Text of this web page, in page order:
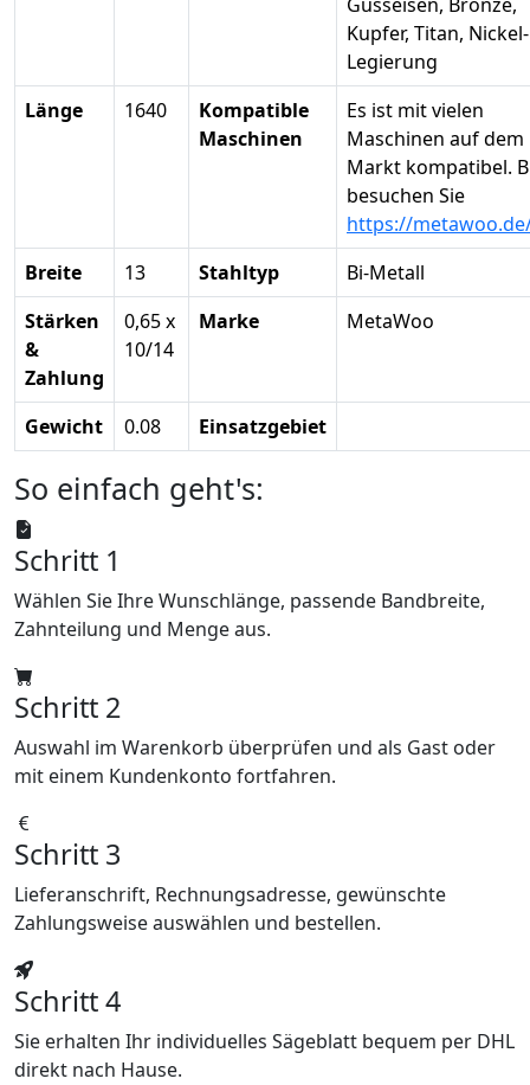
Kupfer, Titan, Nickel-
Legierung
Länge
1640
Kompatible
Maschinen
Es ist mit vielen
Maschinen auf dem
Markt kompatibel.
besuchen Sie
https://
Breite
13 Stahltyp
Bi-Metall
Stärken
&
Zahlung
0,65 x
10/14
Marke MetaWoo
Gewicht 0.08 Einsatzgebiet
So einfach geht's:
Schritt 1
Wählen Sie Ihre Wunschlänge, passende Bandbreite,
Zahnteilung und Menge aus.
Schritt 2
Auswahl im Warenkorb überprüfen und als Gast oder
mit einem Kundenkonto fortfahren.
Schritt 3
Lieferanschrift, Rechnungsadresse, gewünschte
Zahlungsweise auswählen und bestellen.
Schritt 4
Sie erhalten Ihr individuelles Sägeblatt bequem per DHL
direkt nach Hause.